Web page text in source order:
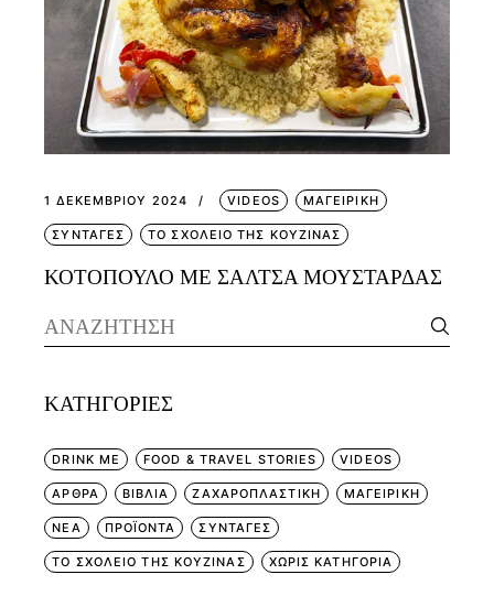
1 ΔΕΚΕΜΒΡΊΟΥ 2024 VIDEOS ΜΑΓΕΙΡΙΚΗ
ΣΥΝΤΑΓΕΣ ΤΟ ΣΧΟΛΕΙΟ ΤΗΣ ΚΟΥΖΙΝΑΣ
ΚΟΤΟΠΟΥΛΟ ΜΕ ΣΑΛΤΣΑ ΜΟΥΣΤΑΡΔΑΣ
Search
for:
KΑΤΗΓΟΡΊΕΣ
DRINK ME FOOD & TRAVEL STORIES VIDEOS
ΑΡΘΡΑ ΒΙΒΛΙΑ ΖΑΧΑΡΟΠΛΑΣΤΙΚΗ ΜΑΓΕΙΡΙΚΗ
ΝΕΑ ΠΡΟΪΟΝΤΑ ΣΥΝΤΑΓΕΣ
ΤΟ ΣΧΟΛΕΙΟ ΤΗΣ ΚΟΥΖΙΝΑΣ ΧΩΡΊΣ ΚΑΤΗΓΟΡΊΑ